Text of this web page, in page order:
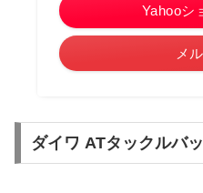
Yahooシ
メ
ダイワ ATタックルバ